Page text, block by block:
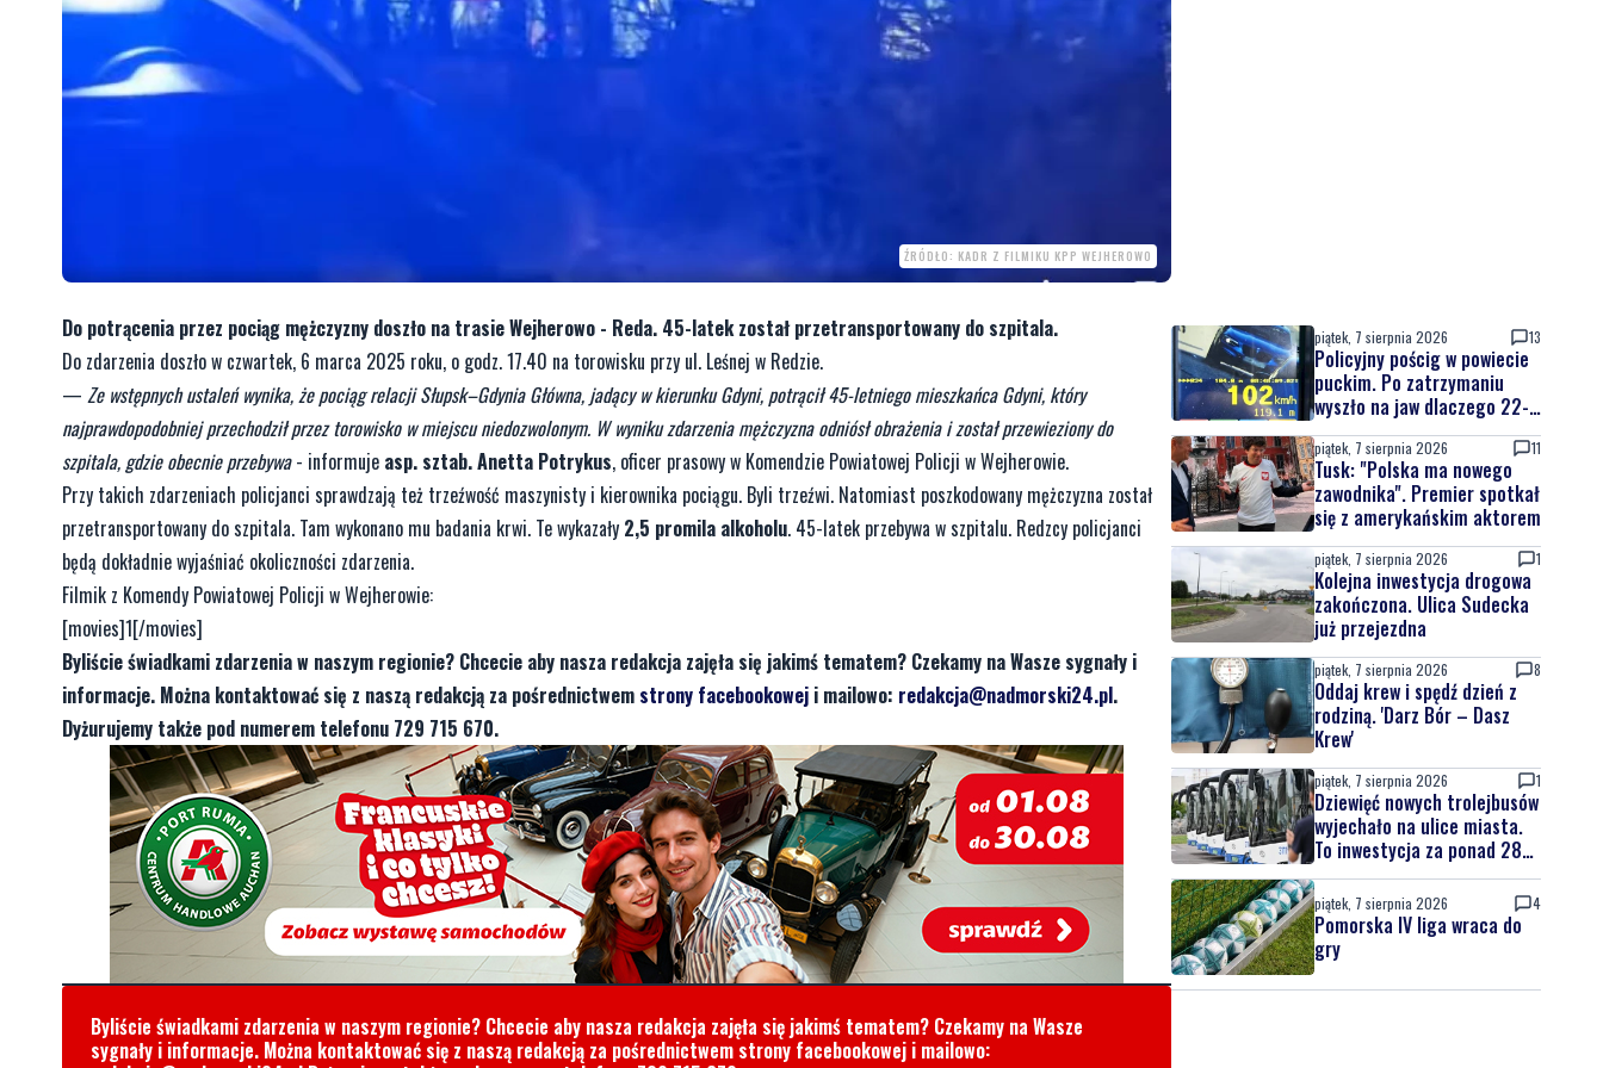
ŹRÓDŁO: KADR Z FILMIKU KPP WEJHEROWO
Do potrącenia przez pociąg mężczyzny doszło na trasie Wejherowo - Reda. 45-latek został przetransportowany do szpitala.
Do zdarzenia doszło w czwartek, 6 marca 2025 roku, o godz. 17.40 na torowisku przy ul. Leśnej w Redzie.
— Ze wstępnych ustaleń wynika, że pociąg relacji Słupsk–Gdynia Główna, jadący w kierunku Gdyni, potrącił 45-letniego mieszkańca Gdyni, który
najprawdopodobniej przechodził przez torowisko w miejscu niedozwolonym. W wyniku zdarzenia mężczyzna odniósł obrażenia i został przewieziony do
szpitala, gdzie obecnie przebywa- informuje asp. sztab. Anetta Potrykus, oficer prasowy w Komendzie Powiatowej Policji w Wejherowie.
Przy takich zdarzeniach policjanci sprawdzają też trzeźwość maszynisty i kierownika pociągu. Byli trzeźwi. Natomiast poszkodowany mężczyzna został
przetransportowany do szpitala. Tam wykonano mu badania krwi. Te wykazały 2,5 promila alkoholu. 45-latek przebywa w szpitalu. Redzcy policjanci
będą dokładnie wyjaśniać okoliczności zdarzenia.
Filmik z Komendy Powiatowej Policji w Wejherowie:
[movies]1[/movies]
Byliście świadkami zdarzenia w naszym regionie? Chcecie aby nasza redakcja zajęła się jakimś tematem? Czekamy na Wasze sygnały i
informacje. Można kontaktować się z naszą redakcją za pośrednictwem strony facebookowej i mailowo: redakcja@nadmorski24.pl.
Dyżurujemy także pod numerem telefonu 729 715 670.
Byliście świadkami zdarzenia w naszym regionie? Chcecie aby nasza redakcja zajęła się jakimś tematem? Czekamy na Wasze
sygnały i informacje. Można kontaktować się z naszą redakcją za pośrednictwem strony facebookowej i mailowo:
piątek, 7 sierpnia 2026 13
Policyjny pościg w powiecie
puckim. Po zatrzymaniu
wyszło na jaw dlaczego 22-
latek uciekał
piątek, 7 sierpnia 2026 11
Tusk: "Polska ma nowego
zawodnika". Premier spotkał
się z amerykańskim aktorem
piątek, 7 sierpnia 2026 1
Kolejna inwestycja drogowa
zakończona. Ulica Sudecka
już przejezdna
piątek, 7 sierpnia 2026 8
Oddaj krew i spędź dzień z
rodziną. 'Darz Bór – Dasz
Krew'
piątek, 7 sierpnia 2026 1
Dziewięć nowych trolejbusów
wyjechało na ulice miasta.
To inwestycja za ponad 28
mln zł
piątek, 7 sierpnia 2026 4
Pomorska IV liga wraca do
gry